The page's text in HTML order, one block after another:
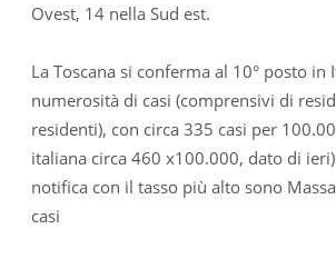
Ovest, 14 nella Sud est.
La Toscana si conferma al 10° posto in
numerosità di casi (comprensivi di
residenti), con circa 335 casi per
italiana circa 460 x100.000, dato di
notifica con il tasso più alto sono
casi